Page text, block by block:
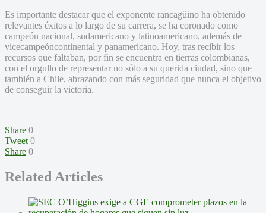
Es importante destacar que el exponente rancagüino ha obtenido
relevantes éxitos a lo largo de su carrera, se ha coronado como
campeón nacional, sudamericano y latinoamericano, además de
vicecampeóncontinental y panamericano. Hoy, tras recibir los
recursos que faltaban, por fin se encuentra en tierras colombianas,
con el orgullo de representar no sólo a su querida ciudad, sino que
también a Chile, abrazando con más seguridad que nunca el objetivo
de conseguir la victoria.
Share 0
Tweet 0
Share 0
Related Articles